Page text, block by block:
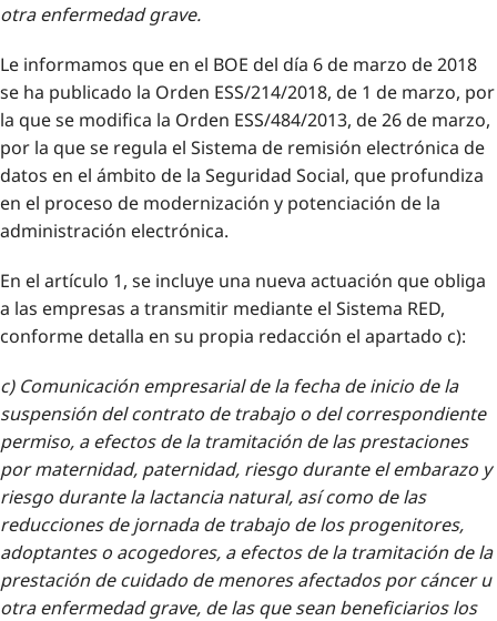
otra enfermedad grave.
Le informamos que en el BOE del día 6 de marzo de 2018
se ha publicado la Orden ESS/214/2018, de 1 de marzo, por
la que se modifica la Orden ESS/484/2013, de 26 de marzo,
por la que se regula el Sistema de remisión electrónica de
datos en el ámbito de la Seguridad Social, que profundiza
en el proceso de modernización y potenciación de la
administración electrónica.
En el artículo 1, se incluye una nueva actuación que obliga
a las empresas a transmitir mediante el Sistema RED,
conforme detalla en su propia redacción el apartado c):
c) Comunicación empresarial de la fecha de inicio de la
suspensión del contrato de trabajo o del correspondiente
permiso, a efectos de la tramitación de las prestaciones
por maternidad, paternidad, riesgo durante el embarazo y
riesgo durante la lactancia natural, así como de las
reducciones de jornada de trabajo de los progenitores,
adoptantes o acogedores, a efectos de la tramitación de la
prestación de cuidado de menores afectados por cáncer u
otra enfermedad grave, de las que sean beneficiarios los